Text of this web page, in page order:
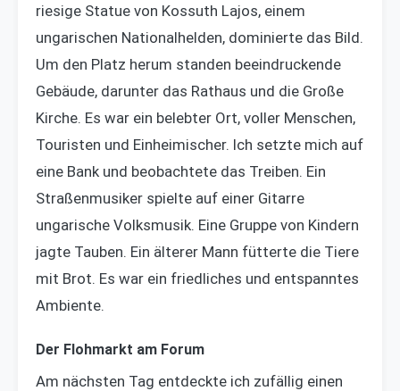
riesige Statue von Kossuth Lajos, einem
ungarischen Nationalhelden, dominierte das Bild.
Um den Platz herum standen beeindruckende
Gebäude, darunter das Rathaus und die Große
Kirche. Es war ein belebter Ort, voller Menschen,
Touristen und Einheimischer. Ich setzte mich auf
eine Bank und beobachtete das Treiben. Ein
Straßenmusiker spielte auf einer Gitarre
ungarische Volksmusik. Eine Gruppe von Kindern
jagte Tauben. Ein älterer Mann fütterte die Tiere
mit Brot. Es war ein friedliches und entspanntes
Ambiente.
Der Flohmarkt am Forum
Am nächsten Tag entdeckte ich zufällig einen